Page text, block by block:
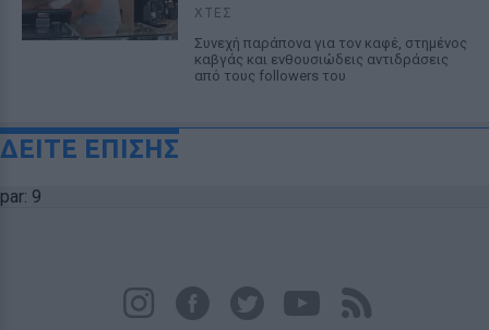
ΧΤΕΣ
Συνεχή παράπονα για τον καφέ, στημένος
καβγάς και ενθουσιώδεις αντιδράσεις
από τους followers του
ΔΕΙΤΕ ΕΠΙΣΗΣ
par: 9